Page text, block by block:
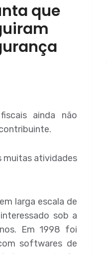
que
ainda não
muitas atividades
larga escala de
sob a
Em 1998 foi
softwares de